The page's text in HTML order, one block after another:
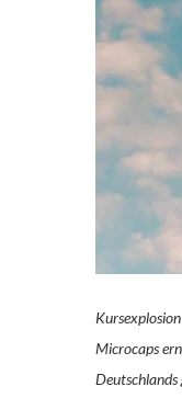
Microcaps